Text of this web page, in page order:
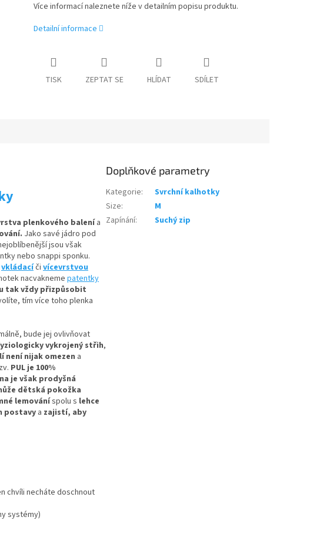
Více informací naleznete níže v detailním popisu produktu.
Detailní informace
TISK ZEPTAT SE HLÍDAT SDÍLET
plenkového balenía
Jako savé jádro pod
jsou však
nebo snappi sponku.
vkládacíči vícevrstvou
nacvakneme patentky
tak vždy přizpůsobit
tím více toho plenka
bude jej ovlivňovat
vykrojený střih,
není nijak omezen a
PUL je 100%
je však prodyšná
dětská pokožka
lemováníspolu s lehce
postavya zajistí, aby
chvíli necháte doschnout
systémy)
Doplňkové parametry
Kategorie:
Svrchní kalhotky
Size:
M
Zapínání: Suchý zip